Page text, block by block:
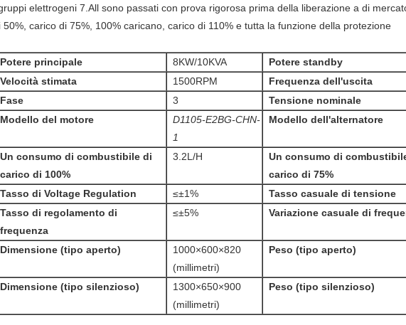
elettrogeni 7.All sono passati con prova rigorosa prima della liberazione a di
50%, carico di 75%, 100% caricano, carico di 110% e tutta la funzione della protezione
Potere principale 8KW/10KVA Potere standby
Velocità stimata
1500RPM Frequenza dell'uscita
Fase
3 Tensione nominale
Modello del motore
D1105-E2BG-CHN-
1
Modello dell'alternatore
Un consumo di combustibile di
carico di 100%
3.2L/H
Un consumo di
carico di 75%
Tasso di Voltage Regulation ≤±1% Tasso casuale di tensione
Tasso di regolamento di
frequenza
≤±5% Variazione casuale di
Dimensione (tipo aperto)
1000×600×820
(millimetri)
Peso (tipo aperto)
Dimensione (tipo silenzioso)
1300×650×900
(millimetri)
Peso (tipo silenzioso)